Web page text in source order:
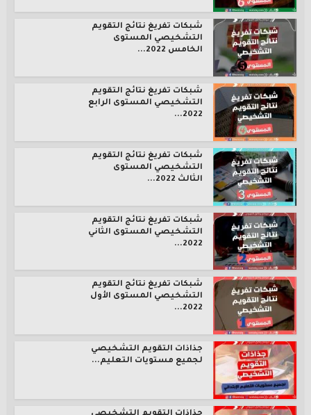
شبكات تفريغ نتائج التقويم
التشخيصي المستوى
الخامس 2022...
شبكات تفريغ نتائج التقويم
التشخيصي المستوى الرابع
2022...
شبكات تفريغ نتائج التقويم
التشخيصي المستوى
الثالث 2022...
شبكات تفريغ نتائج التقويم
التشخيصي المستوى الثاني
2022...
شبكات تفريغ نتائج التقويم
التشخيصي المستوى الأول
2022...
جذاذات التقويم التشخيصي
لجميع مستويات التعليم...